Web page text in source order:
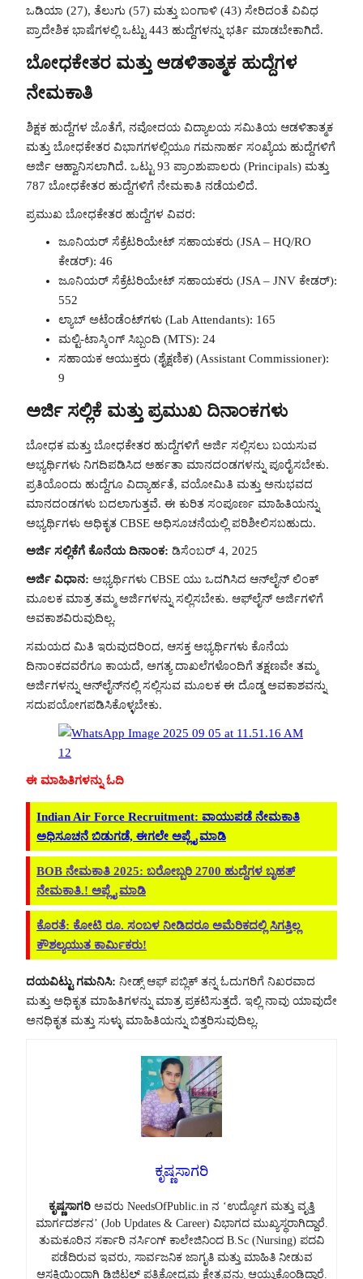
ಒಡಿಯಾ (27), ತೆಲುಗು (57) ಮತ್ತು ಬಂಗಾಳಿ (43) ಸೇರಿದಂತೆ ವಿವಿಧ
ಪ್ರಾದೇಶಿಕ ಭಾಷೆಗಳಲ್ಲಿ ಒಟ್ಟು 443 ಹುದ್ದೆಗಳನ್ನು ಭರ್ತಿ ಮಾಡಬೇಕಾಗಿದೆ.
ಬೋಧಕೇತರ ಮತ್ತು ಆಡಳಿತಾತ್ಮಕ ಹುದ್ದೆಗಳ
ನೇಮಕಾತಿ
ಶಿಕ್ಷಕ ಹುದ್ದೆಗಳ ಜೊತೆಗೆ, ನವೋದಯ ವಿದ್ಯಾಲಯ ಸಮಿತಿಯ ಆಡಳಿತಾತ್ಮಕ
ಮತ್ತು ಬೋಧಕೇತರ ವಿಭಾಗಗಳಲ್ಲಿಯೂ ಗಮನಾರ್ಹ ಸಂಖ್ಯೆಯ ಹುದ್ದೆಗಳಿಗೆ
ಅರ್ಜಿ ಆಹ್ವಾನಿಸಲಾಗಿದೆ. ಒಟ್ಟು 93 ಪ್ರಾಂಶುಪಾಲರು (Principals) ಮತ್ತು
787 ಬೋಧಕೇತರ ಹುದ್ದೆಗಳಿಗೆ ನೇಮಕಾತಿ ನಡೆಯಲಿದೆ.
ಪ್ರಮುಖ ಬೋಧಕೇತರ ಹುದ್ದೆಗಳ ವಿವರ:
ಜೂನಿಯರ್ ಸೆಕ್ರೆಟರಿಯೇಟ್ ಸಹಾಯಕರು (JSA – HQ/RO
ಕೇಡರ್): 46
ಜೂನಿಯರ್ ಸೆಕ್ರೆಟರಿಯೇಟ್ ಸಹಾಯಕರು (JSA – JNV ಕೇಡರ್):
552
ಲ್ಯಾಬ್ ಅಟೆಂಡೆಂಟ್‌ಗಳು (Lab Attendants): 165
ಮಲ್ಟಿ-ಟಾಸ್ಕಿಂಗ್ ಸಿಬ್ಬಂದಿ (MTS): 24
ಸಹಾಯಕ ಆಯುಕ್ತರು (ಶೈಕ್ಷಣಿಕ) (Assistant Commissioner):
9
ಅರ್ಜಿ ಸಲ್ಲಿಕೆ ಮತ್ತು ಪ್ರಮುಖ ದಿನಾಂಕಗಳು
ಬೋಧಕ ಮತ್ತು ಬೋಧಕೇತರ ಹುದ್ದೆಗಳಿಗೆ ಅರ್ಜಿ ಸಲ್ಲಿಸಲು ಬಯಸುವ
ಅಭ್ಯರ್ಥಿಗಳು ನಿಗದಿಪಡಿಸಿದ ಅರ್ಹತಾ ಮಾನದಂಡಗಳನ್ನು ಪೂರೈಸಬೇಕು.
ಪ್ರತಿಯೊಂದು ಹುದ್ದೆಗೂ ವಿದ್ಯಾರ್ಹತೆ, ವಯೋಮಿತಿ ಮತ್ತು ಅನುಭವದ
ಮಾನದಂಡಗಳು ಬದಲಾಗುತ್ತವೆ. ಈ ಕುರಿತ ಸಂಪೂರ್ಣ ಮಾಹಿತಿಯನ್ನು
ಅಭ್ಯರ್ಥಿಗಳು ಅಧಿಕೃತ CBSE ಅಧಿಸೂಚನೆಯಲ್ಲಿ ಪರಿಶೀಲಿಸಬಹುದು.
ಅರ್ಜಿ ಸಲ್ಲಿಕೆಗೆ ಕೊನೆಯ ದಿನಾಂಕ: ಡಿಸೆಂಬರ್ 4, 2025
ಅರ್ಜಿ ವಿಧಾನ: ಅಭ್ಯರ್ಥಿಗಳು CBSE ಯು ಒದಗಿಸಿದ ಆನ್‌ಲೈನ್ ಲಿಂಕ್
ಮೂಲಕ ಮಾತ್ರ ತಮ್ಮ ಅರ್ಜಿಗಳನ್ನು ಸಲ್ಲಿಸಬೇಕು. ಆಫ್‌ಲೈನ್ ಅರ್ಜಿಗಳಿಗೆ
ಅವಕಾಶವಿರುವುದಿಲ್ಲ.
ಸಮಯದ ಮಿತಿ ಇರುವುದರಿಂದ, ಆಸಕ್ತ ಅಭ್ಯರ್ಥಿಗಳು ಕೊನೆಯ
ದಿನಾಂಕದವರೆಗೂ ಕಾಯದೆ, ಅಗತ್ಯ ದಾಖಲೆಗಳೊಂದಿಗೆ ತಕ್ಷಣವೇ ತಮ್ಮ
ಅರ್ಜಿಗಳನ್ನು ಆನ್‌ಲೈನ್‌ನಲ್ಲಿ ಸಲ್ಲಿಸುವ ಮೂಲಕ ಈ ದೊಡ್ಡ ಅವಕಾಶವನ್ನು
ಸದುಪಯೋಗಪಡಿಸಿಕೊಳ್ಳಬೇಕು.
ಈ ಮಾಹಿತಿಗಳನ್ನು ಓದಿ
Indian Air Force Recruitment: ವಾಯುಪಡೆ ನೇಮಕಾತಿ
ಅಧಿಸೂಚನೆ ಬಿಡುಗಡೆ, ಈಗಲೇ ಅಪ್ಲೈ ಮಾಡಿ
BOB ನೇಮಕಾತಿ 2025: ಬರೋಬ್ಬರಿ 2700 ಹುದ್ದೆಗಳ ಬೃಹತ್
ನೇಮಕಾತಿ.! ಅಪ್ಲೈ ಮಾಡಿ
ಕೊರತೆ: ಕೋಟಿ ರೂ. ಸಂಬಳ ನೀಡಿದರೂ ಅಮೆರಿಕದಲ್ಲಿ ಸಿಗತ್ತಿಲ್ಲ
ಕೌಶಲ್ಯಯುತ ಕಾರ್ಮಿಕರು!
ದಯವಿಟ್ಟು ಗಮನಿಸಿ: ನೀಡ್ಸ್ ಆಫ್ ಪಬ್ಲಿಕ್ ತನ್ನ ಓದುಗರಿಗೆ ನಿಖರವಾದ
ಮತ್ತು ಅಧಿಕೃತ ಮಾಹಿತಿಗಳನ್ನು ಮಾತ್ರ ಪ್ರಕಟಿಸುತ್ತದೆ. ಇಲ್ಲಿ ನಾವು ಯಾವುದೇ
ಅನಧಿಕೃತ ಮತ್ತು ಸುಳ್ಳು ಮಾಹಿತಿಯನ್ನು ಬಿತ್ತರಿಸುವುದಿಲ್ಲ.
ಕೃಷ್ಣಸಾಗರಿ
ಕೃಷ್ಣಸಾಗರಿ ಅವರು NeedsOfPublic.in ನ ‘ಉದ್ಯೋಗ ಮತ್ತು ವೃತ್ತಿ
ಮಾರ್ಗದರ್ಶನ’ (Job Updates & Career) ವಿಭಾಗದ ಮುಖ್ಯಸ್ಥರಾಗಿದ್ದಾರೆ.
ತುಮಕೂರಿನ ಸರ್ಕಾರಿ ನರ್ಸಿಂಗ್ ಕಾಲೇಜಿನಿಂದ B.Sc (Nursing) ಪದವಿ
ಪಡೆದಿರುವ ಇವರು, ಸಾರ್ವಜನಿಕ ಜಾಗೃತಿ ಮತ್ತು ಮಾಹಿತಿ ನೀಡುವ
ಆಸಕ್ತಿಯಿಂದಾಗಿ ಡಿಜಿಟಲ್ ಪತ್ರಿಕೋದ್ಯಮ ಕ್ಷೇತ್ರವನ್ನು ಆಯ್ದುಕೊಂಡಿದ್ದಾರೆ.